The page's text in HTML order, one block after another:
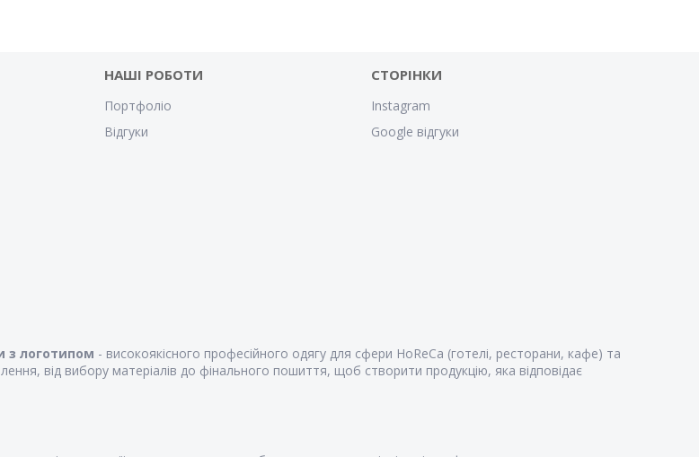
НАШІ РОБОТИ
Портфоліо
Відгуки
СТОРІНКИ
Instagram
Google відгуки
з логотипом - високоякісного професійного одягу для сфери HoReCa (готелі, ресторани, кафе) та
від вибору матеріалів до фінального пошиття, щоб створити продукцію, яка відповідає